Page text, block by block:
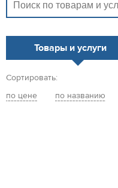
Товары и услуги
Сортировать:
по цене
по названию